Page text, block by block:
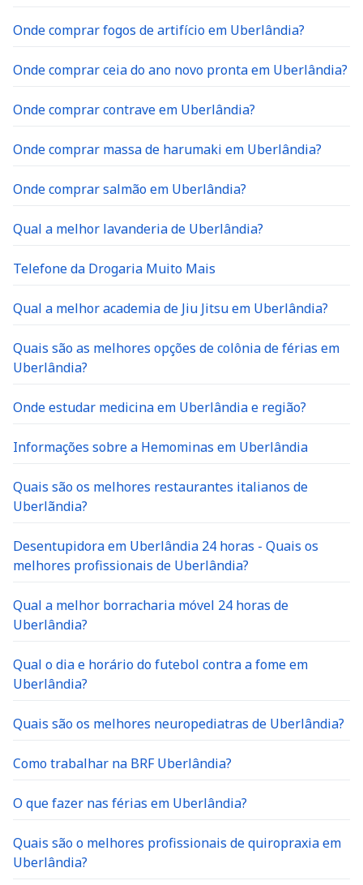
Onde comprar fogos de artifício em Uberlândia?
Onde comprar ceia do ano novo pronta em Uberlândia?
Onde comprar contrave em Uberlândia?
Onde comprar massa de harumaki em Uberlândia?
Onde comprar salmão em Uberlândia?
Qual a melhor lavanderia de Uberlândia?
Telefone da Drogaria Muito Mais
Qual a melhor academia de Jiu Jitsu em Uberlândia?
Quais são as melhores opções de colônia de férias em
Uberlândia?
Onde estudar medicina em Uberlândia e região?
Informações sobre a Hemominas em Uberlândia
Quais são os melhores restaurantes italianos de
Uberlãndia?
Desentupidora em Uberlândia 24 horas - Quais os
melhores profissionais de Uberlândia?
Qual a melhor borracharia móvel 24 horas de
Uberlândia?
Qual o dia e horário do futebol contra a fome em
Uberlândia?
Quais são os melhores neuropediatras de Uberlândia?
Como trabalhar na BRF Uberlândia?
O que fazer nas férias em Uberlândia?
Quais são o melhores profissionais de quiropraxia em
Uberlândia?